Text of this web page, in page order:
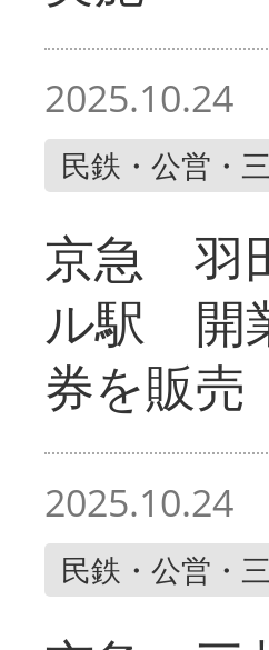
2025.10.24
民鉄・公営・
京急 羽
ル駅 開
券を販売
2025.10.24
民鉄・公営・